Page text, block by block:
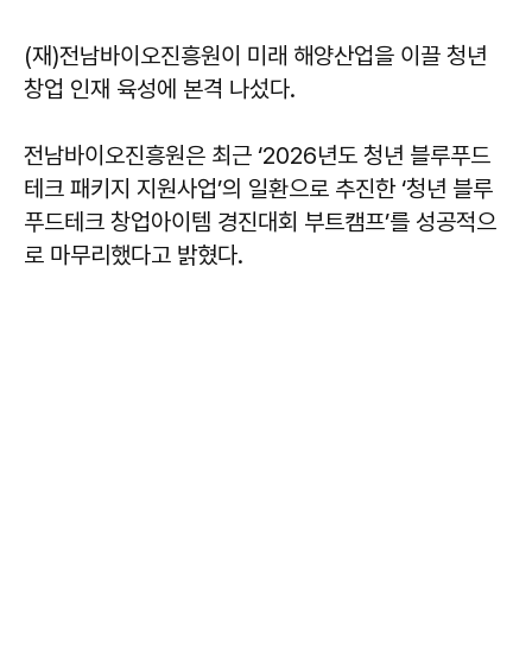
(재)전남바이오진흥원이 미래 해양산업을 이끌 청년
창업 인재 육성에 본격 나섰다.
전남바이오진흥원은 최근 ‘2026년도 청년 블루푸드
테크 패키지 지원사업’의 일환으로 추진한 ‘청년 블루
푸드테크 창업아이템 경진대회 부트캠프’를 성공적으
로 마무리했다고 밝혔다.